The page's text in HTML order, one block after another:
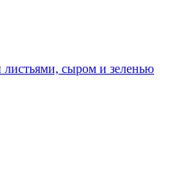
сыром и зеленью